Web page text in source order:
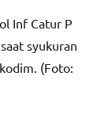
Inf Catur P
syukuran
(Foto: